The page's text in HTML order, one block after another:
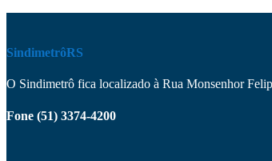
SindimetrôRS
O Sindimetrô fica localizado à Rua Monsenhor
Fone (51) 3374-4200